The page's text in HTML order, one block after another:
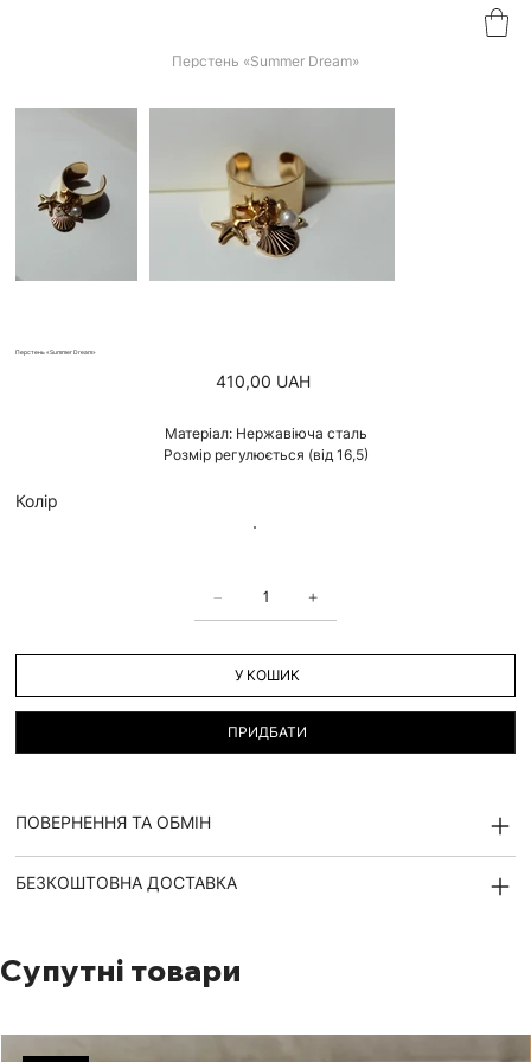
Перстень «Summer Dream»
Перстень «Summer Dream»
Ціна
410,00 UAH
Матеріал: Нержавіюча сталь
Розмір регулюється (від 16,5)
Колір
У КОШИК
ПРИДБАТИ
ПОВЕРНЕННЯ ТА ОБМІН
БЕЗКОШТОВНА ДОСТАВКА
Супутні товари